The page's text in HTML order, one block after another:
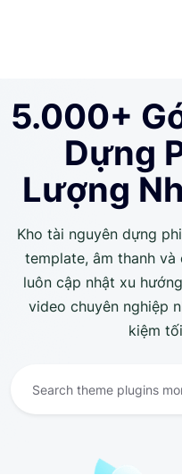
5.000+
Dựng
Lượng
Kho tài nguyên dựng
template, âm thanh
luôn cập nhật xu
video chuyên nghiệp
kiệm